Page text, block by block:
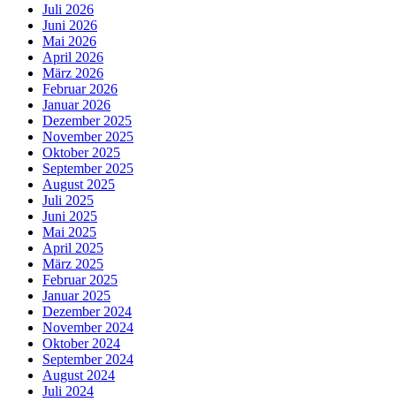
Juli 2026
Juni 2026
Mai 2026
April 2026
März 2026
Februar 2026
Januar 2026
Dezember 2025
November 2025
Oktober 2025
September 2025
August 2025
Juli 2025
Juni 2025
Mai 2025
April 2025
März 2025
Februar 2025
Januar 2025
Dezember 2024
November 2024
Oktober 2024
September 2024
August 2024
Juli 2024